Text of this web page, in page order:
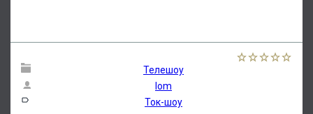
Телешоу
lom
Ток-шоу